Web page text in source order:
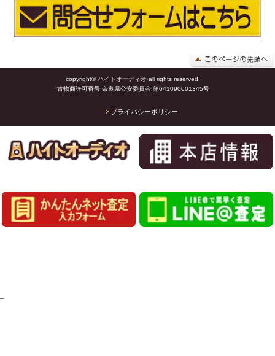
copyright© ハイトオーディオ all rights reserved.
古物商許可番号 奈良県公安委員会 第641090001345号
プライバシーポリシー